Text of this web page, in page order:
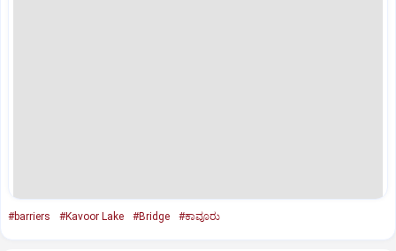
#barriers #Kavoor Lake #Bridge #ಕಾವೂರು